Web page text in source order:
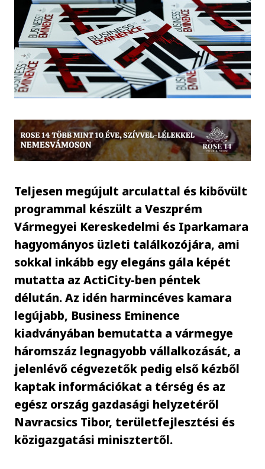
Teljesen megújult arculattal és kibővült
programmal készült a Veszprém
Vármegyei Kereskedelmi és Iparkamara
hagyományos üzleti találkozójára, ami
sokkal inkább egy elegáns gála képét
mutatta az ActiCity-ben péntek
délután. Az idén harmincéves kamara
legújabb, Business Eminence
kiadványában bemutatta a vármegye
háromszáz legnagyobb vállalkozását, a
jelenlévő cégvezetők pedig első kézből
kaptak információkat a térség és az
egész ország gazdasági helyzetéről
Navracsics Tibor, területfejlesztési és
közigazgatási minisztertől.